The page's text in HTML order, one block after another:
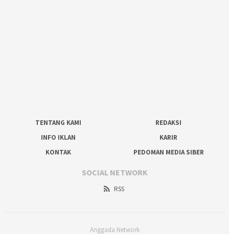
TENTANG KAMI
REDAKSI
INFO IKLAN
KARIR
KONTAK
PEDOMAN MEDIA SIBER
SOCIAL NETWORK
RSS
Anggada Network